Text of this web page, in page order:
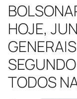
HOJE,
TODOS